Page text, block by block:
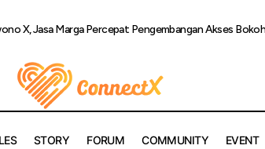
X, Jasa Marga Percepat Pengembangan Akses
STORY FORUM COMMUNITY EVENT